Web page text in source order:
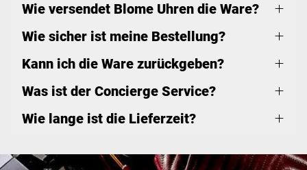
Wie versendet Blome Uhren die Ware?
Wie sicher ist meine Bestellung?
Kann ich die Ware zurückgeben?
Was ist der Concierge Service?
Wie lange ist die Lieferzeit?